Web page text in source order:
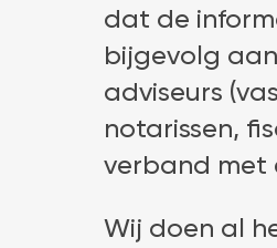
dat de
bijgevolg
adviseurs
notarissen,
verband met
Wij doen al